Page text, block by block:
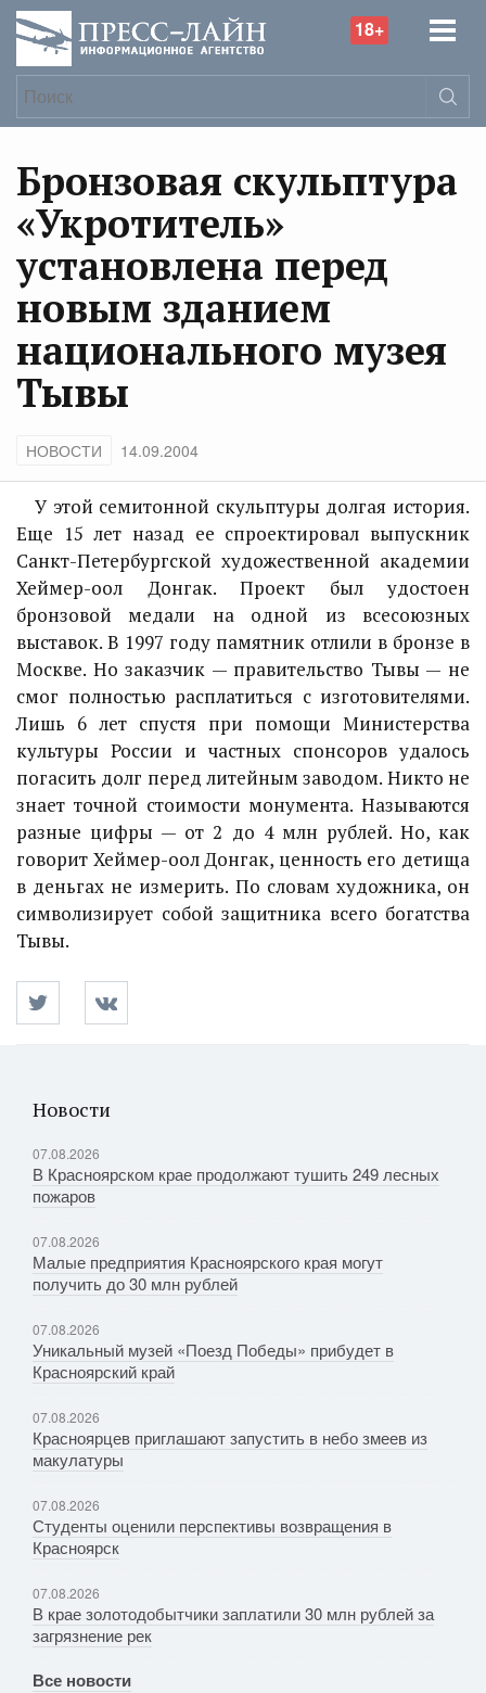
18+
Бронзовая скульптура
«Укротитель»
установлена перед
новым зданием
национального музея
Тывы
НОВОСТИ 14.09.2004
У этой семитонной скульптуры долгая история.
Еще 15 лет назад ее спроектировал выпускник
Санкт-Петербургской художественной академии
Хеймер-оол Донгак. Проект был удостоен
бронзовой медали на одной из всесоюзных
выставок. В 1997 году памятник отлили в бронзе в
Москве. Но заказчик — правительство Тывы — не
смог полностью расплатиться с изготовителями.
Лишь 6 лет спустя при помощи Министерства
культуры России и частных спонсоров удалось
погасить долг перед литейным заводом. Никто не
знает точной стоимости монумента. Называются
разные цифры — от 2 до 4 млн рублей. Но, как
говорит Хеймер-оол Донгак, ценность его детища
в деньгах не измерить. По словам художника, он
символизирует собой защитника всего богатства
Тывы.
Новости
07.08.2026
В Красноярском крае продолжают тушить 249 лесных
пожаров
07.08.2026
Малые предприятия Красноярского края могут
получить до 30 млн рублей
07.08.2026
Уникальный музей «Поезд Победы» прибудет в
Красноярский край
07.08.2026
Красноярцев приглашают запустить в небо змеев из
макулатуры
07.08.2026
Студенты оценили перспективы возвращения в
Красноярск
07.08.2026
В крае золотодобытчики заплатили 30 млн рублей за
загрязнение рек
Все новости